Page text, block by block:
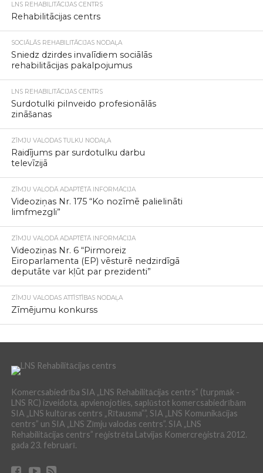
LNS REHABILITĀCIJAS CENTRS
Rehabilitācijas centrs
SOCIĀLĀS REHABILITĀCIJAS NODAĻA
Sniedz dzirdes invalīdiem sociālās
rehabilitācijas pakalpojumus
LNS REHABILITĀCIJAS CENTRS
Surdotulki pilnveido profesionālās
zināšanas
ZĪMJU VALODAS TULKU NODAĻA
Raidījums par surdotulku darbu
televīzijā
ZĪMJU VALODĀ ADAPTĒTĀ INFORMĀCIJA
Videoziņas Nr. 175 “Ko nozīmē palielināti
limfmezgli”
ZĪMJU VALODĀ ADAPTĒTĀ INFORMĀCIJA
Videoziņas Nr. 6 “Pirmoreiz
Eiroparlamenta (EP) vēsturē nedzirdīgā
deputāte var kļūt par prezidenti”
ZĪMJU VALODAS ATTĪSTĪBAS NODAĻA
Zīmējumu konkurss
Komercsabiedrība SIA „LNS Rehabilitācijas centrs” (turpmāk -
LNS RC) izveidota, apvienojoties, saplūstot komercsabiedrībām
SIA „LNS kultūras centrs „Rītausma””, SIA „LNS Komunikācijas
centrs” un SIA „LNS Zīmju valodas centrs”. SIA „LNS
Rehabilitācijas centrs” reģistrēta Latvijas Komercreģistrā 2012.
gada 23. februārī.